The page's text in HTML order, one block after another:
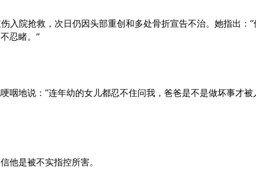
入院抢救，次日仍因头部重创和多处骨折宣告不治。她指出：“
忍睹。”
咽地说：“连年幼的女儿都忍不住问我，爸爸是不是做坏事才被
他是被不实指控所害。